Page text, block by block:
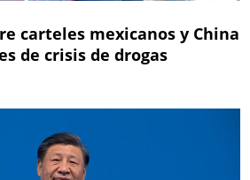
carteles mexicanos y China
de crisis de drogas